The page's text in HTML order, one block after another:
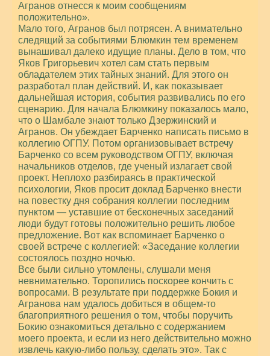
Агранов отнесся к моим сообщениям
положительно».
Мало того, Агранов был потрясен. А внимательно
следящий за событиями Блюмкин тем временем
вынашивал далеко идущие планы. Дело в том, что
Яков Григорьевич хотел сам стать первым
обладателем этих тайных знаний. Для этого он
разработал план действий. И, как показывает
дальнейшая история, события развивались по его
сценарию. Для начала Блюмкину показалось мало,
что о Шамбале знают только Дзержинский и
Агранов. Он убеждает Барченко написать письмо в
коллегию ОГПУ. Потом организовывает встречу
Барченко со всем руководством ОГПУ, включая
начальников отделов, где ученый излагает свой
проект. Неплохо разбираясь в практической
психологии, Яков просит доклад Барченко внести
на повестку дня собрания коллегии последним
пунктом — уставшие от бесконечных заседаний
люди будут готовы положительно решить любое
предложение. Вот как вспоминает Барченко о
своей встрече с коллегией: «Заседание коллегии
состоялось поздно ночью.
Все были сильно утомлены, слушали меня
невнимательно. Торопились поскорее кончить с
вопросами. В результате при поддержке Бокия и
Агранова нам удалось добиться в общем-то
благоприятного решения о том, чтобы поручить
Бокию ознакомиться детально с содержанием
моего проекта, и если из него действительно можно
извлечь какую-либо пользу, сделать это». Так с